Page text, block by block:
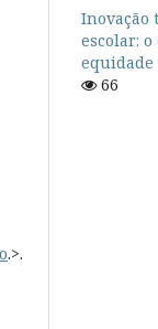
.>.
Inovação
escolar:
equidade
66